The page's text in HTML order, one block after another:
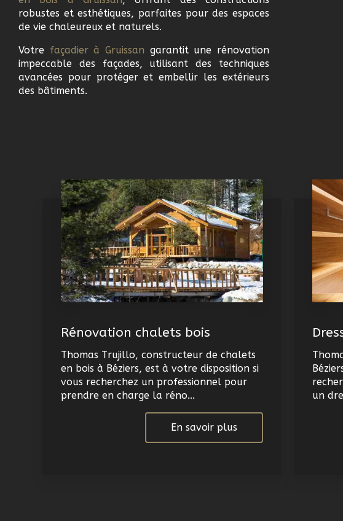
robustes et esthétiques, parfaites pour des espaces
de vie chaleureux et naturels.
Votre façadier à Gruissan garantit une rénovation
impeccable des façades, utilisant des techniques
avancées pour protéger et embellir les extérieurs
des bâtiments.
Rénovation chalets bois
Thomas Trujillo, constructeur de chalets
en bois à Béziers, est à votre disposition si
vous recherchez un professionnel pour
prendre en charge la réno...
En savoir plus
un